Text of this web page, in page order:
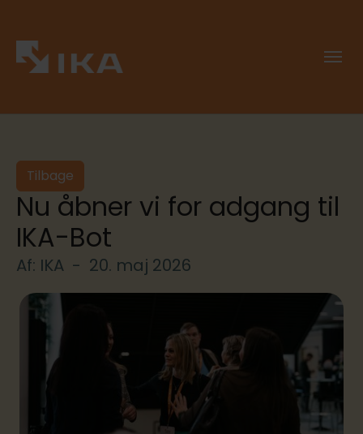
Tilbage
Nu åbner vi for adgang til
IKA-Bot
Af: IKA - 20. maj 2026